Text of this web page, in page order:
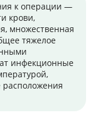
к операции —
крови,
множественная
тяжелое
инфекционные